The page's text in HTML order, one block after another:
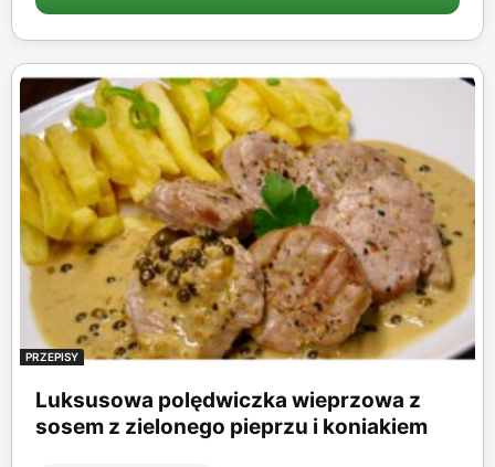
PRZEPISY
Luksusowa polędwiczka wieprzowa z
sosem z zielonego pieprzu i koniakiem